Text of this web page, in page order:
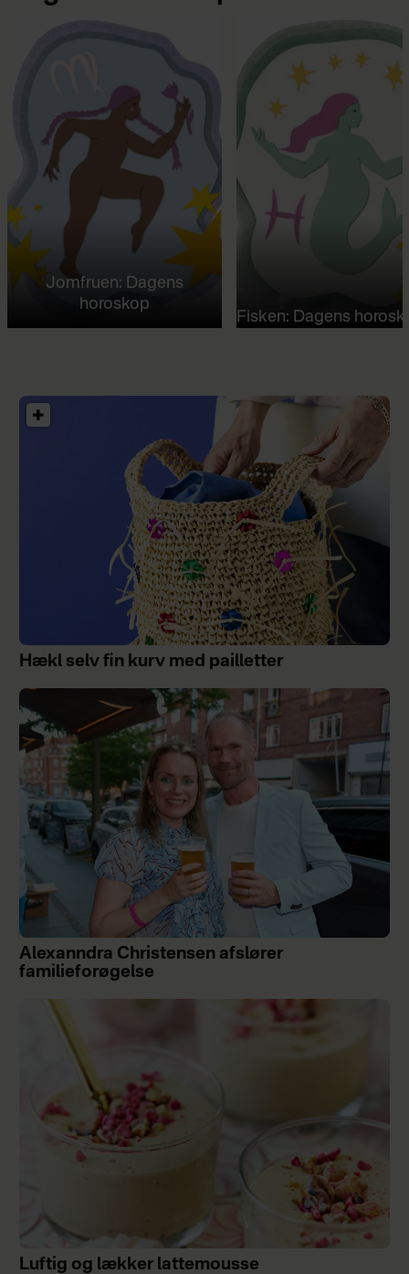
Jomfruen: Dagens
horoskop
Fisken: Dagens
Hækl selv fin kurv med pailletter
Alexanndra Christensen afslører
familieforøgelse
Luftig og lækker lattemousse